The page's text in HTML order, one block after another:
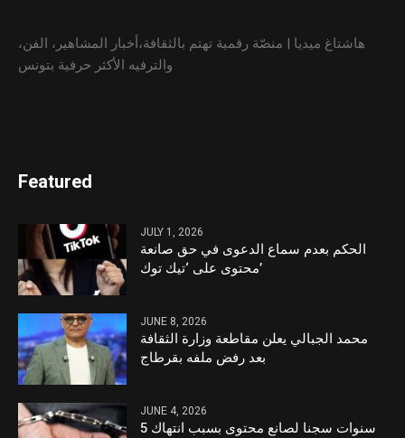
هاشتاغ ميديا | منصّة رقمية تهتم بالثقافة،أخبار المشاهير، الفن،
والترفيه الأكثر حرفية بتونس
Featured
JULY 1, 2026
الحكم بعدم سماع الدعوى في حق صانعة
محتوى على ‘تيك توك’
JUNE 8, 2026
محمد الجبالي يعلن مقاطعة وزارة الثقافة
بعد رفض ملفه بقرطاج
JUNE 4, 2026
5 سنوات سجنا لصانع محتوى بسبب انتهاك